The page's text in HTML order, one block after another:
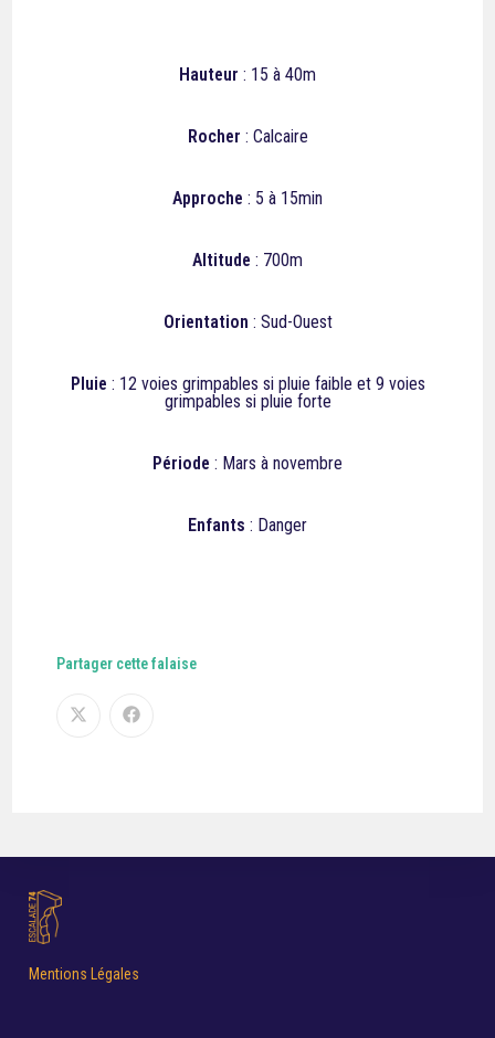
Hauteur : 15 à 40m
Rocher : Calcaire
Approche : 5 à 15min
Altitude : 700m
Orientation : Sud-Ouest
Pluie : 12 voies grimpables si pluie faible et 9 voies
grimpables si pluie forte
Période : Mars à novembre
Enfants : Danger
Partager cette falaise
Mentions Légales